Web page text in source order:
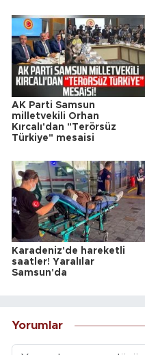
AK Parti Samsun
milletvekili Orhan
Kırcalı'dan "Terörsüz
Türkiye" mesaisi
Karadeniz'de hareketli
saatler! Yaralılar
Samsun'da
Yorumlar